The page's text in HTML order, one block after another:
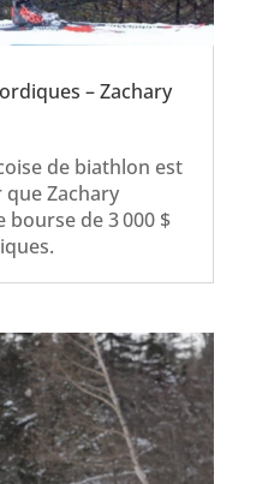
– Zachary
de biathlon est
que Zachary
de 3 000 $